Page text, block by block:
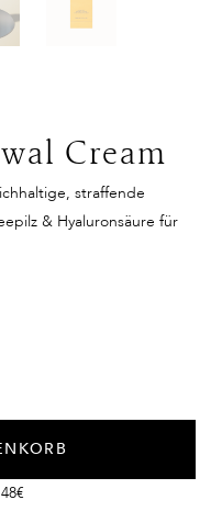
Cream
straffende
& Hyaluronsäure für